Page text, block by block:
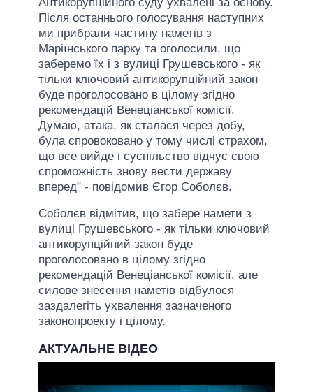
Після останнього голосування наступних
ми прибрали частину наметів з
Маріїнського парку та оголосили, що
заберемо їх і з вулиці Грушевського - як
тільки ключовий антикорупційний закон
буде проголосовано в цілому згідно
рекомендацій Венеціанської комісії.
Думаю, атака, як сталася через добу,
була спровоковано у тому числі страхом,
що все вийде і суспільство відчує свою
спроможність знову вести державу
вперед" - повідомив Єгор Соболєв.
Соболєв відмітив, що забере намети з
вулиці Грушевського - як тільки ключовий
антикорупційний закон буде
проголосовано в цілому згідно
рекомендацій Венеціанської комісії, але
силове знесення наметів відбулося
заздалегіть ухвалення зазначеного
законопроекту і цілому.
АКТУАЛЬНЕ ВІДЕО